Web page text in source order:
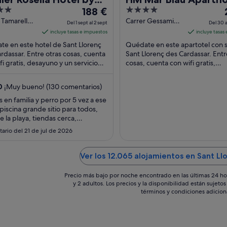
Hotels & Suites
El
precio
es
de
188 €
por
del
sept
188 €
Del 1 sept al 2 sept
incluye tasas e impuestos
en este hotel de Sant Llorenç
Entre otras cosas, cuenta
gratis, desayuno y un servicio
¡Muy bueno! (130 comentarios)
en familia y perro por 5 vez a ese
grande sitio para todos,
la playa, tiendas cerca,
y cena bueno como siempre,
encantador, el bar bien todo
del 21 de jul de 2026
4
out
5
Carrer Gessamins,
Del 30
incluye tasas
Quédate en este apartotel con
Sant Llorenç des Cardassar.
cosas, cuenta con wifi gratis,
Ver los 12.065 alojamientos en Sant
Precio más bajo por noche encontrado en las últimas 24
y 2 adultos. Los precios y la disponibilidad están
términos y condiciones